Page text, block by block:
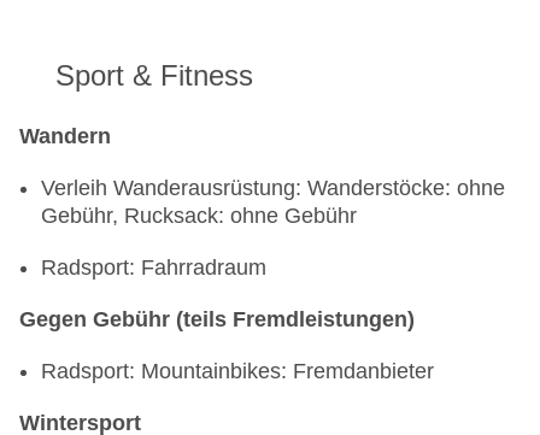
Sport & Fitness
Wandern
Verleih Wanderausrüstung: Wanderstöcke: ohne
Gebühr, Rucksack: ohne Gebühr
Radsport: Fahrradraum
Gegen Gebühr (teils Fremdleistungen)
Radsport: Mountainbikes: Fremdanbieter
Wintersport